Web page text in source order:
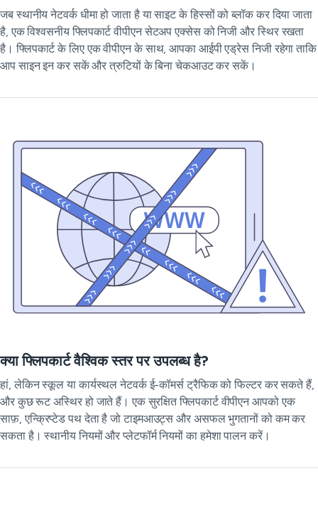
जब स्थानीय नेटवर्क धीमा हो जाता है या साइट के हिस्सों को ब्लॉक कर दिया जाता
है, एक विश्वसनीय फ्लिपकार्ट वीपीएन सेटअप एक्सेस को निजी और स्थिर रखता
है। फ्लिपकार्ट के लिए एक वीपीएन के साथ, आपका आईपी एड्रेस निजी रहेगा ताकि
आप साइन इन कर सकें और त्रुटियों के बिना चेकआउट कर सकें।
क्या फ्लिपकार्ट वैश्विक स्तर पर उपलब्ध है?
हां, लेकिन स्कूल या कार्यस्थल नेटवर्क ई-कॉमर्स ट्रैफिक को फिल्टर कर सकते हैं,
और कुछ रूट अस्थिर हो जाते हैं। एक सुरक्षित फ्लिपकार्ट वीपीएन आपको एक
साफ़, एन्क्रिप्टेड पथ देता है जो टाइमआउट्स और असफल भुगतानों को कम कर
सकता है। स्थानीय नियमों और प्लेटफॉर्म नियमों का हमेशा पालन करें।